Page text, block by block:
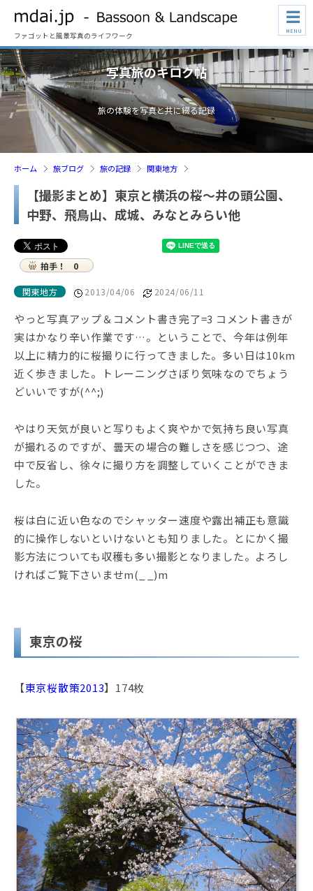
ファゴットと風景写真のライフワーク
☰
MENU
写真旅のキロク帖
旅の体験を写真と共に綴る記録
ホーム 旅ブログ 旅の記録 関東地方
【撮影まとめ】東京と横浜の桜～井の頭公園、
中野、飛鳥山、成城、みなとみらい他
拍手！ 0
関東地方 2013/04/06 2024/06/11
やっと写真アップ＆コメント書き完了=3 コメント書きが
実はかなり辛い作業です…。ということで、今年は例年
以上に精力的に桜撮りに行ってきました。多い日は10km
近く歩きました。トレーニングさぼり気味なのでちょう
どいいですが(^^;)
やはり天気が良いと写りもよく爽やかで気持ち良い写真
が撮れるのですが、曇天の場合の難しさを感じつつ、途
中で反省し、徐々に撮り方を調整していくことができま
した。
桜は白に近い色なのでシャッター速度や露出補正も意識
的に操作しないといけないとも知りました。とにかく撮
影方法についても収穫も多い撮影となりました。よろし
ければご覧下さいませm(_ _)m
東京の桜
【東京桜散策2013】174枚